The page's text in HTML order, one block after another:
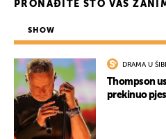
PRONAĐITE ŠTO VAS
SHOW
DRAMA U
Thompson
prekinuo